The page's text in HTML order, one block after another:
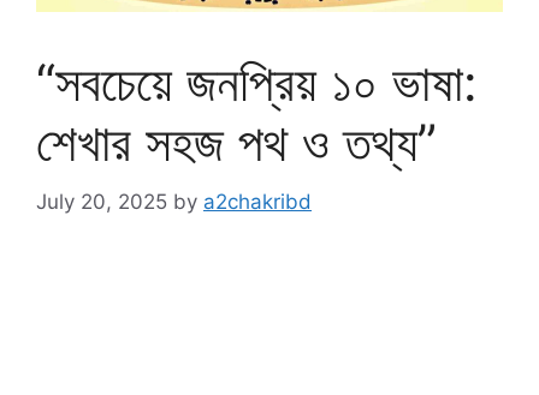
“সবচেয়ে জনপ্রিয় ১০ ভাষা:
শেখার সহজ পথ ও তথ্য”
July 20, 2025 by a2chakribd